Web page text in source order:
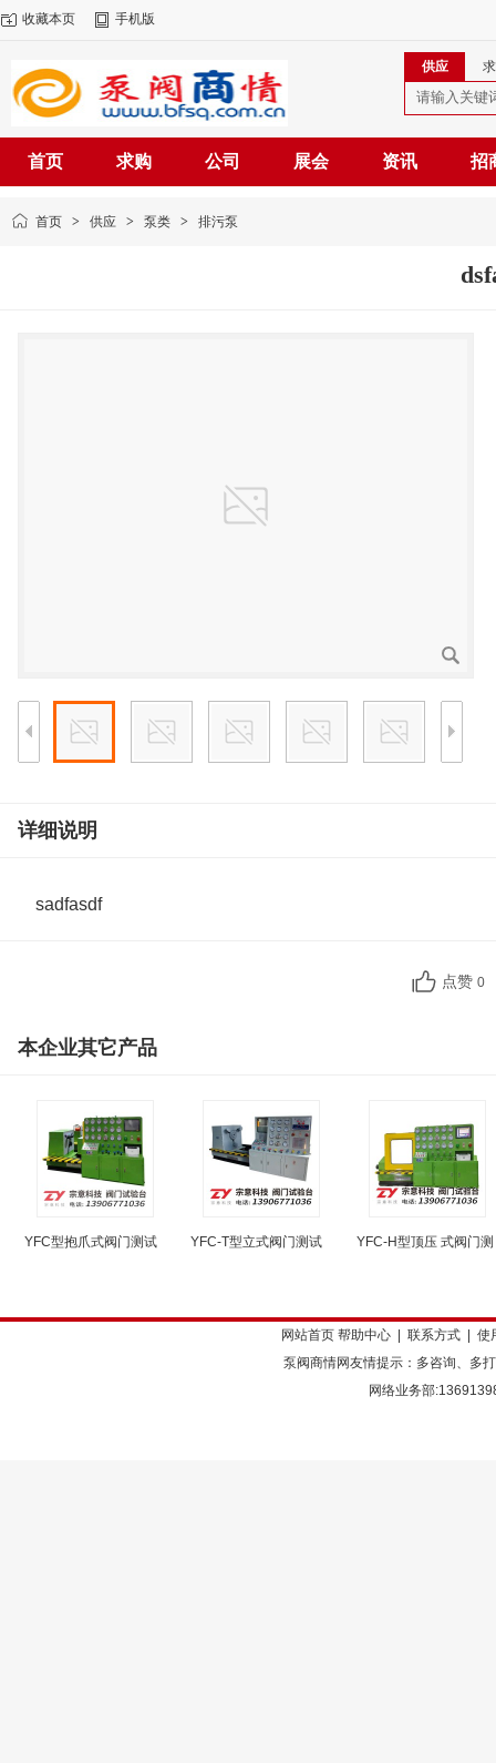
收藏本页 手机版
供应
首页 求购 公司 展会 资讯 招
首页 > 供应 > 泵类 > 排污泵
详细说明
sadfasdf
点赞 0
本企业其它产品
YFC型抱爪式阀门测试 YFC-T型立式阀门测试 YFC-H型顶压 式阀门测
网站首页 帮助中心 联系方式
使
泵阀商情网友情提示：多咨询、多
网络业务部